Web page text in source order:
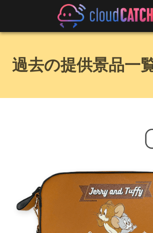
過去の提供景品一